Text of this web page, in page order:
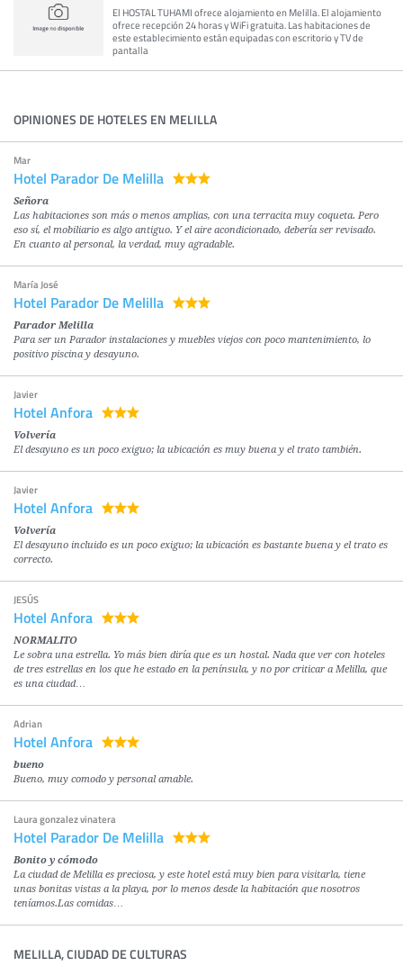
El HOSTAL TUHAMI ofrece alojamiento en Melilla. El alojamiento
ofrece recepción 24 horas y WiFi gratuita. Las habitaciones de
este establecimiento están equipadas con escritorio y TV de
pantalla
OPINIONES DE HOTELES EN MELILLA
Mar
Hotel Parador De Melilla
Señora
Las habitaciones son más o menos amplias, con una terracita muy coqueta. Pero
eso sí, el mobiliario es algo antiguo. Y el aire acondicionado, debería ser revisado.
En cuanto al personal, la verdad, muy agradable.
María José
Hotel Parador De Melilla
Parador Melilla
Para ser un Parador instalaciones y muebles viejos con poco mantenimiento, lo
positivo piscina y desayuno.
Javier
Hotel Anfora
Volvería
El desayuno es un poco exiguo; la ubicación es muy buena y el trato también.
Javier
Hotel Anfora
Volvería
El desayuno incluido es un poco exiguo; la ubicación es bastante buena y el trato es
correcto.
JESÚS
Hotel Anfora
NORMALITO
Le sobra una estrella. Yo más bien diría que es un hostal. Nada que ver con hoteles
de tres estrellas en los que he estado en la península, y no por criticar a Melilla, que
es una ciudad…
Adrian
Hotel Anfora
bueno
Bueno, muy comodo y personal amable.
Laura gonzalez vinatera
Hotel Parador De Melilla
Bonito y cómodo
La ciudad de Melilla es preciosa, y este hotel está muy bien para visitarla, tiene
unas bonitas vistas a la playa, por lo menos desde la habitación que nosotros
teníamos.Las comidas…
MELILLA, CIUDAD DE CULTURAS